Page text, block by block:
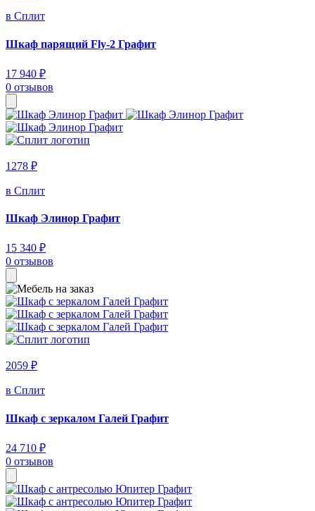
в Сплит
Шкаф парящий Fly-2 Графит
17 940 ₽
0 отзывов
1278 ₽
в Сплит
Шкаф Элинор Графит
15 340 ₽
0 отзывов
2059 ₽
в Сплит
Шкаф с зеркалом Галей Графит
24 710 ₽
0 отзывов